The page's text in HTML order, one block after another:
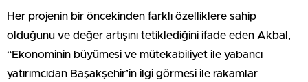
Her projenin bir öncekinden farklı özelliklere sahip
olduğunu ve değer artışını tetiklediğini ifade eden Akbal,
“Ekonominin büyümesi ve mütekabiliyet ile yabancı
yatırımcıdan Başakşehir’in ilgi görmesi ile rakamlar